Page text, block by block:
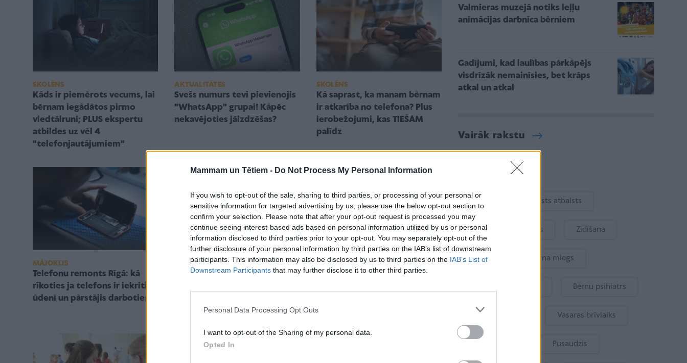
Mammam un Tētiem - Do Not Process My Personal Information
If you wish to opt-out of the sale, sharing to third parties, or processing of your personal or
sensitive information for targeted advertising by us, please use the below opt-out section to
confirm your selection. Please note that after your opt-out request is processed you may
continue seeing interest-based ads based on personal information utilized by us or personal
information disclosed to third parties prior to your opt-out. You may separately opt-out of the
further disclosure of your personal information by third parties on the IAB’s list of downstream
participants. This information may also be disclosed by us to third parties on the IAB’s List of
Downstream Participants that may further disclose it to other third parties.
Personal Data Processing Opt Outs
I want to opt-out of the Sharing of my personal data.
Opted In
SKOLĒNS
Kāds ir piemērots vecums, lai
bērnam iegādātos pirmo
viedtālruni; PLUS ekspertu
atbildes uz vēl 4
"telefonjautājumiem"
AKTUALITĀTES
Svešs numurs tevi pievienojis
"WhatsApp" grupai! Kāpēc
nekavējoties jāizdzēšas?
SKOLĒNS
Kā saprast, ka manam bērnam
ir atkarība no telefona? Plus
ierobežojumi, kas TIEŠĀM
palīdz
MĀJOKLIS
Telefonu remonts Rīgā: kā
rīkoties ja telefons ir iekritis
ūdenī un pārstājis darboties?
AKTUALITĀTES
"Apple" brīdina: jaunie
ierīcēm
SKOLĒNS
Vai līdz ar pirmo skolas somu
Valmieras muzejā notiks leļļu
animācijas darbnīca bērniem
Gadījumi, kad laulības pārkāpējs
visdrīzāk nemainīsies, bet krāps
atkal un atkal
Vairāk rakstu
Valsts atbalsts
Kur šodien atpūsties Zīdīšana
Drošība Bērna miegs
Bērnu psihiatrs
Vasaras brīvlaiks
Pusaudzis